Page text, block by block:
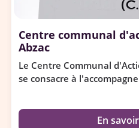
Centre communal
Abzac
Le Centre Communal
se consacre à
En